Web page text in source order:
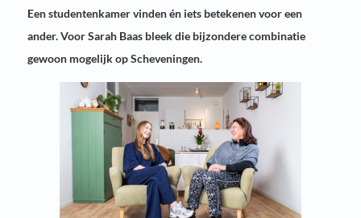
Een studentenkamer vinden én iets betekenen voor een
ander. Voor Sarah Baas bleek die bijzondere combinatie
gewoon mogelijk op Scheveningen.